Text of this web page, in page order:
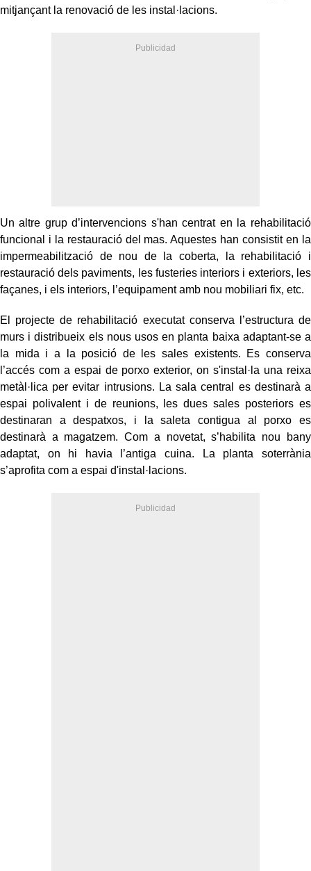
mitjançant la renovació de les instal·lacions.
Un altre grup d’intervencions s'han centrat en la rehabilitació
funcional i la restauració del mas. Aquestes han consistit en la
impermeabilització de nou de la coberta, la rehabilitació i
restauració dels paviments, les fusteries interiors i exteriors, les
façanes, i els interiors, l’equipament amb nou mobiliari fix, etc.
El projecte de rehabilitació executat conserva l’estructura de
murs i distribueix els nous usos en planta baixa adaptant-se a
la mida i a la posició de les sales existents. Es conserva
l’accés com a espai de porxo exterior, on s'instal·la una reixa
metàl·lica per evitar intrusions. La sala central es destinarà a
espai polivalent i de reunions, les dues sales posteriors es
destinaran a despatxos, i la saleta contigua al porxo es
destinarà a magatzem. Com a novetat, s’habilita nou bany
adaptat, on hi havia l’antiga cuina. La planta soterrània
s’aprofita com a espai d'instal·lacions.